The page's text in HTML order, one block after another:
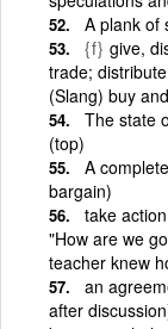
A plank of
{f} give,
trade;
(Slang) buy
The state
(top)
A
bargain)
take
"How are we
teacher knew
an
after